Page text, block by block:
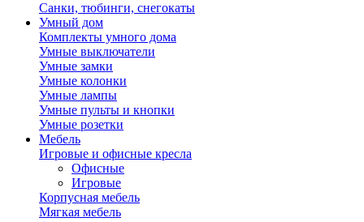
Санки, тюбинги, снегокаты
Умный дом
Комплекты умного дома
Умные выключатели
Умные замки
Умные колонки
Умные лампы
Умные пульты и кнопки
Умные розетки
Мебель
Игровые и офисные кресла
Офисные
Игровые
Корпусная мебель
Мягкая мебель